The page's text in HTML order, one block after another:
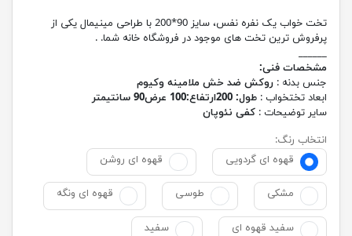
تخت خواب یک نفره نفس، سایز 90*200 با طراحی مینیمال یکی از
پرفروش ترین تخت های موجود در فروشگاه خانه شما. .
______
مشخصات فنی:
جنس بدنه : روکش ضد خش ملامینه وکیوم
ابعاد تختخواب : طول: 200ارتفاع:100 عرض90 سانتیمتر
سایر توضیحات : کفی نئوپان
انتخاب رنگ:
قهوه ای گردویی
قهوه ای روشن
مشکی طوسی قهوه ای ونگه
سفید قهوه ای سفید